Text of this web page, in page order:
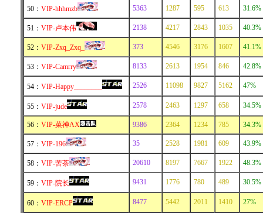
50： VIP-hhhmzb 5363 1287 595 613 31.6%
51： VIP-卢本伟 2138 4217 2843 1035 40.3%
52： VIP-Zxq_Zxq_ 373 4546 3176 1607 41.1%
53： VIP-Camrry 8133 2613 1954 846 42.8%
54： VIP-Happy________ 2526 11098 9827 5162 47%
55： VIP-jude 2578 2463 1297 658 34.5%
56： VIP-菜神AX 9386 2364 1234 785 34.3%
57： VIP-196 35 2528 1981 609 43.9%
58： VIP-苦茶 20610 8197 7667 1922 48.3%
59： VIP-院长 9431 1776 780 489 30.5%
60： VIP-ERCP 8477 5442 2011 1410 27%